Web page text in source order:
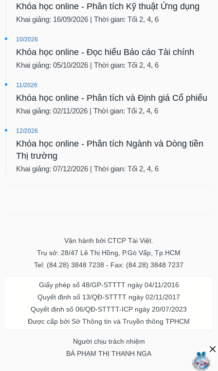
Khóa học online - Phân tích Kỹ thuật Ứng dụng
Khai giảng: 16/09/2026 | Thời gian: Tối 2, 4, 6
10/2026
Khóa học online - Đọc hiểu Báo cáo Tài chính
Khai giảng: 05/10/2026 | Thời gian: Tối 2, 4, 6
11/2026
Khóa học online - Phân tích và Định giá Cổ phiếu
Khai giảng: 02/11/2026 | Thời gian: Tối 2, 4, 6
12/2026
Khóa học online - Phân tích Ngành và Dòng tiền
Thị trường
Khai giảng: 07/12/2026 | Thời gian: Tối 2, 4, 6
Vận hành bởi CTCP Tài Việt.
Trụ sở: 28/47 Lê Thị Hồng, P.Gò Vấp, Tp.HCM
Tel: (84.28) 3848 7238 - Fax: (84.28) 3848 7237
Giấy phép số 48/GP-STTTT ngày 04/11/2016
Quyết định số 13/QĐ-STTTT ngày 02/11/2017
Quyết định số 06/QĐ-STTTT-ICP ngày 20/07/2023
Được cấp bởi Sở Thông tin và Truyền thông TPHCM
Người chịu trách nhiệm
BÀ PHẠM THỊ THANH NGA